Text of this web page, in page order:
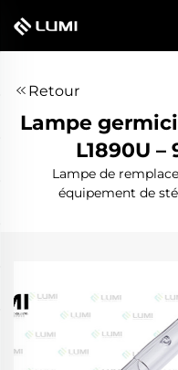
Retour
Lampe
L1890U –
Lampe de
équipement de